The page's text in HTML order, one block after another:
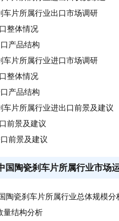
车片所属行业出口市场调研
整体情况
产品结构
车片所属行业进口市场调研
整体情况
产品结构
车片所属行业进出口前景及建议
前景及建议
前景及建议
国陶瓷刹车片所属行业市场
陶瓷刹车片所属行业总体规模分
量结构分析